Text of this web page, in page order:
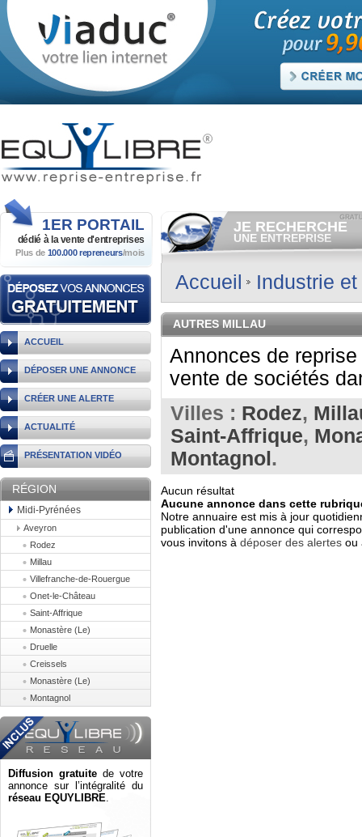
1ER PORTAIL
dédié à la vente d'entreprises
Plus de 100.000 repreneurs/mois
ACCUEIL
DÉPOSER UNE ANNONCE
CRÉER UNE ALERTE
ACTUALITÉ
PRÉSENTATION VIDÉO
RÉGION
Midi-Pyrénées
Aveyron
Rodez
Millau
Villefranche-de-Rouergue
Onet-le-Château
Saint-Affrique
Monastère (Le)
Druelle
Creissels
Monastère (Le)
Montagnol
Diffusion gratuite de votre
annonce sur l’intégralité du
réseau EQUYLIBRE.
JE RECHERCHE
UNE ENTREPRISE
Consulter gratuitementles
vendre.
Et/ou déposergratuitement
RECHERCHER UNE
ANNONCE
Accueil Industrie
AUTRES MILLAU
Annonces de
vente de sociétés
Villes : Rodez,
Saint-Affrique,
Montagnol .
Aucun résultat
Aucune annonce dans cette
Notre annuaire est mis à jour
publication d'une annonce qui
vous invitons à déposer des alertes ou